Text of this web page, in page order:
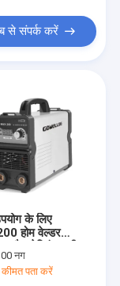
से संपर्क करें
के लिए
होम वेल्डर
करें
नग
कीमत पता करें